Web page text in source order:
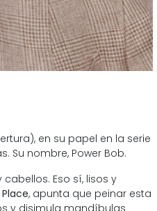
en su papel en la serie
Su nombre, Power Bob.
Eso sí, lisos y
, apunta que peinar esta
y disimula mandíbulas
Organic continúa
por la cosmética